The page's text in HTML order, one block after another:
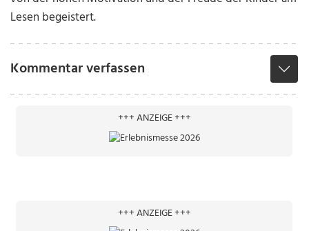
Lesen begeistert.
Kommentar verfassen
+++ ANZEIGE +++
+++ ANZEIGE +++